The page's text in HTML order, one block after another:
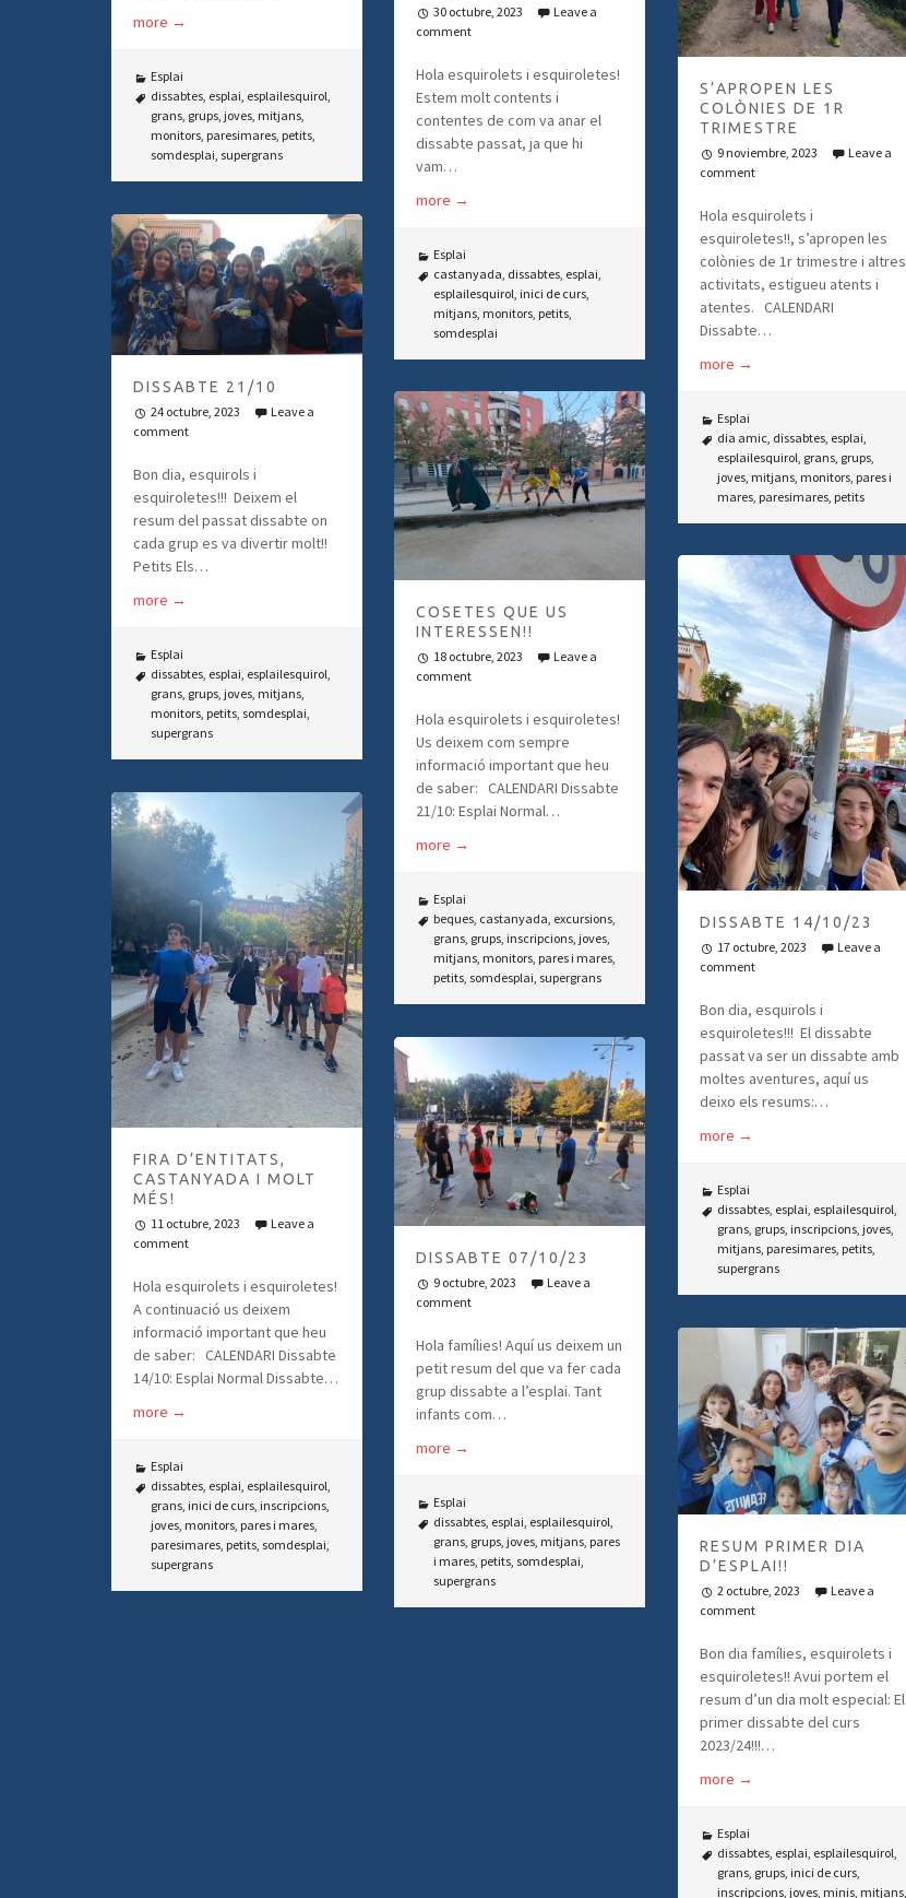
more →
Esplai
dissabtes, esplai, esplailesquirol,
grans, grups, joves, mitjans,
monitors, paresimares, petits,
somdesplai, supergrans
S’APROPEN LES
COLÒNIES DE 1R
TRIMESTRE
9 noviembre, 2023
Leave a
comment
Hola esquirolets i
esquiroletes!!, s’apropen les
colònies de 1r trimestre i altres
activitats, estigueu atents i
atentes. CALENDARI
Dissabte…
more →
Esplai
dia amic dissabtes esplai
esplailesquirol grans grups
joves mitjans monitors pares i
mares paresimares petits
30 octubre, 2023
Leave a
comment
Hola esquirolets i esquiroletes!
Estem molt contents i
contentes de com va anar el
dissabte passat, ja que hi
vam…
more →
Esplai
castanyada dissabtes esplai
esplailesquirol inici de curs
mitjans monitors petits
somdesplai
DISSABTE 21/10
24 octubre, 2023
Leave a
comment
Bon dia, esquirols i
esquiroletes!!! Deixem el
resum del passat dissabte on
cada grup es va divertir molt!!
Petits Els…
more →
Esplai
dissabtes, esplai, esplailesquirol,
grans, grups, joves, mitjans,
monitors, petits, somdesplai,
supergrans
COSETES QUE US
INTERESSEN!!
18 octubre, 2023
Leave a
comment
Hola esquirolets i esquiroletes!
Us deixem com sempre
informació important que heu
de saber: CALENDARI Dissabte
21/10: Esplai Normal…
more →
Esplai
beques castanyada excursions
grans grups inscripcions joves
mitjans monitors pares i mares
petits somdesplai supergrans
DISSABTE 14/10/23
17 octubre, 2023
Leave a
comment
Bon dia, esquirols i
esquiroletes!!! El dissabte
passat va ser un dissabte amb
moltes aventures, aquí us
deixo els resums:…
more →
Esplai
dissabtes esplai esplailesquirol
grans grups inscripcions joves
mitjans paresimares petits
supergrans
FIRA D’ENTITATS,
CASTANYADA I MOLT
MÉS!
11 octubre, 2023
Leave a
comment
Hola esquirolets i esquiroletes!
A continuació us deixem
informació important que heu
de saber: CALENDARI Dissabte
14/10: Esplai Normal Dissabte…
more →
Esplai
dissabtes esplai esplailesquirol
grans inici de curs inscripcions
joves monitors pares i mares
paresimares petits somdesplai
supergrans
DISSABTE 07/10/23
9 octubre, 2023
Leave a
comment
Hola famílies! Aquí us deixem un
petit resum del que va fer cada
grup dissabte a l’esplai. Tant
infants com…
more →
Esplai
dissabtes esplai esplailesquirol
grans grups joves mitjans pares
i mares petits somdesplai
supergrans
RESUM PRIMER DIA
D’ESPLAI!!
2 octubre, 2023
Leave a
comment
Bon dia famílies, esquirolets i
esquiroletes!! Avui portem el
resum d’un dia molt especial: El
primer dissabte del curs
2023/24!!!…
more →
Esplai
dissabtes esplai esplailesquirol
grans grups inici de curs
inscripcions joves minis mitjans